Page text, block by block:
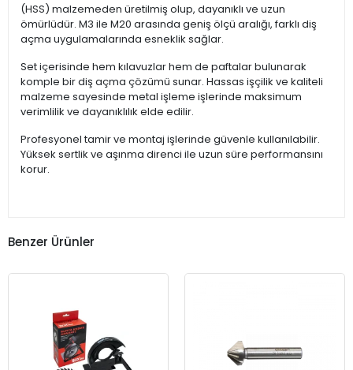
(HSS) malzemeden üretilmiş olup, dayanıklı ve uzun
ömürlüdür. M3 ile M20 arasında geniş ölçü aralığı, farklı diş
açma uygulamalarında esneklik sağlar.
Set içerisinde hem kılavuzlar hem de paftalar bulunarak
komple bir diş açma çözümü sunar. Hassas işçilik ve kaliteli
malzeme sayesinde metal işleme işlerinde maksimum
verimlilik ve dayanıklılık elde edilir.
Profesyonel tamir ve montaj işlerinde güvenle kullanılabilir.
Yüksek sertlik ve aşınma direnci ile uzun süre performansını
korur.
Benzer Ürünler